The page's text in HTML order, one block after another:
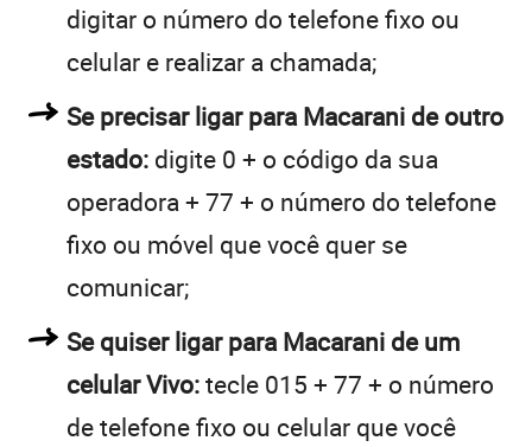
digitar o número do telefone fixo ou
celular e realizar a chamada;
Se precisar ligar para Macarani de outro
estado: digite 0 + o código da sua
operadora + 77 + o número do telefone
fixo ou móvel que você quer se
comunicar;
Se quiser ligar para Macarani de um
celular Vivo:tecle 015 + 77 + o número
de telefone fixo ou celular que você